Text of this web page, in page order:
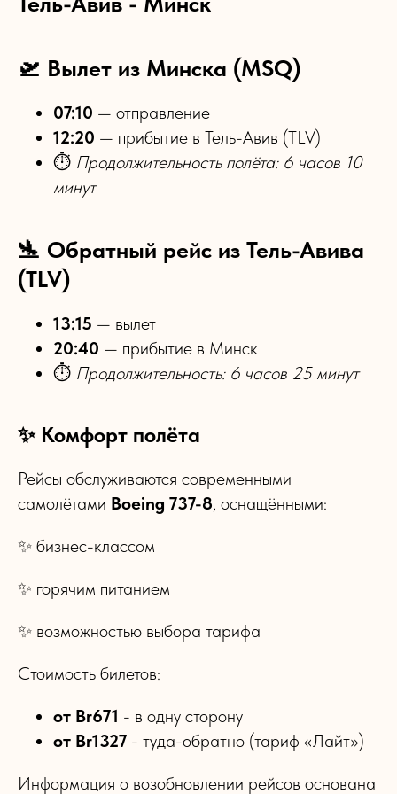
🛫 Вылет из Минска (MSQ)
07:10 — отправление
12:20 — прибытие в Тель-Авив (TLV)
⏱ Продолжительность полёта: 6 часов 10
минут
🛬 Обратный рейс из Тель-Авива
(TLV)
13:15 — вылет
20:40 — прибытие в Минск
⏱ Продолжительность: 6 часов 25 минут
✨ Комфорт полёта
Рейсы обслуживаются современными
самолётами Boeing 737-8, оснащёнными:
✨ бизнес-классом
✨ горячим питанием
✨ возможностью выбора тарифа
Стоимость билетов:
от Br671 - в одну сторону
от Br1327 - туда-обратно (тариф «Лайт»)
Информация о возобновлении рейсов основана